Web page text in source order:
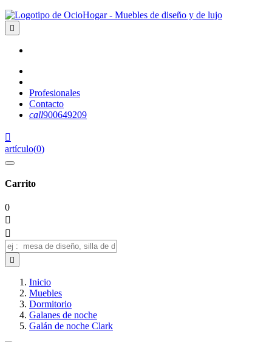

Profesionales
Contacto
call900649209

artículo(0)
Carrito
0



Inicio
Muebles
Dormitorio
Galanes de noche
Galán de noche Clark